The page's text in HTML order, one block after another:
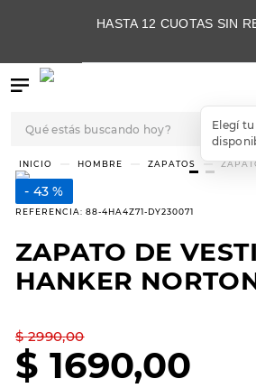
HASTA 12 CUOTAS SIN
Elegí
HOMBRE ZAPATOS
43 %
REFERENCIA: 88-4HA4Z71-DY230071
ZAPATO DE
HANKER
$ 2990,00
$ 1690,00
3.